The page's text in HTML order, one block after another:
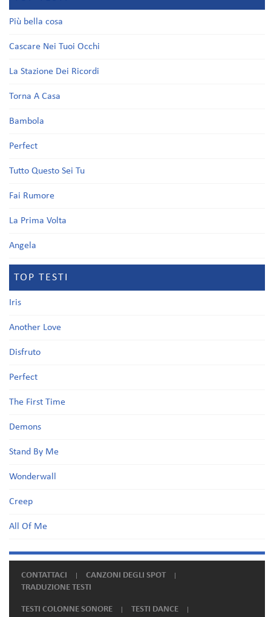
Più bella cosa
Cascare Nei Tuoi Occhi
La Stazione Dei Ricordi
Torna A Casa
Bambola
Perfect
Tutto Questo Sei Tu
Fai Rumore
La Prima Volta
Angela
TOP TESTI
Iris
Another Love
Disfruto
Perfect
The First Time
Demons
Stand By Me
Wonderwall
Creep
All Of Me
CONTATTACI
CANZONI DEGLI SPOT
TRADUZIONE TESTI
TESTI COLONNE SONORE TESTI DANCE